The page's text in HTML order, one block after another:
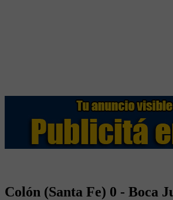
Colón (Santa Fe) 0 - Boca